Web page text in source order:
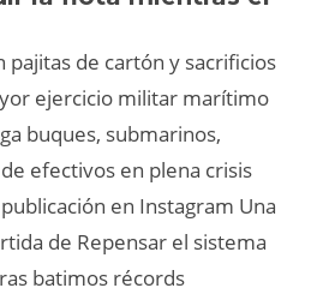
pajitas de cartón y sacrificios
ejercicio militar marítimo
buques, submarinos,
efectivos en plena crisis
en Instagram Una
de Repensar el sistema
batimos récords